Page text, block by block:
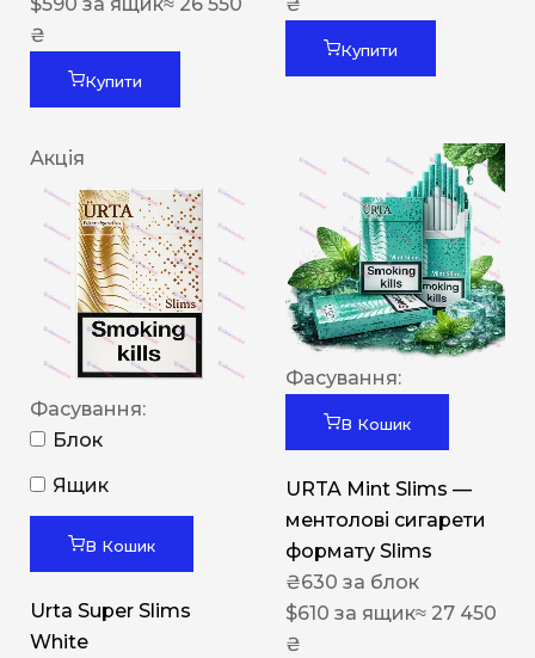
$590 за ящик≈ 26 550
₴
Купити
₴
Купити
Акція
Фасування:
Блок
Ящик
В Кошик
Urta Super Slims
White
Фасування:
В Кошик
URTA Mint Slims —
ментолові сигарети
формату Slims
₴630 за блок
$610 за ящик≈ 27 450
₴